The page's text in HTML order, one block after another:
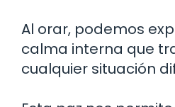
Al orar, podemos
calma interna que
cualquier situación